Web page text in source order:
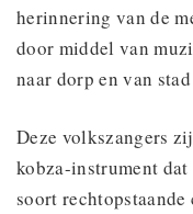
herinnering van de
door middel van
naar dorp en van
Deze volkszangers
kobza-instrument
soort